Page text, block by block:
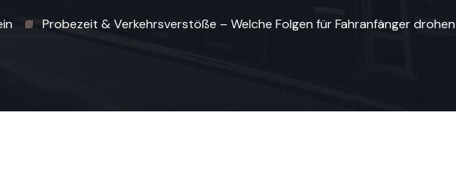
Probezeit & Verkehrsverstöße – Welche Folgen für Fahranfänger drohen